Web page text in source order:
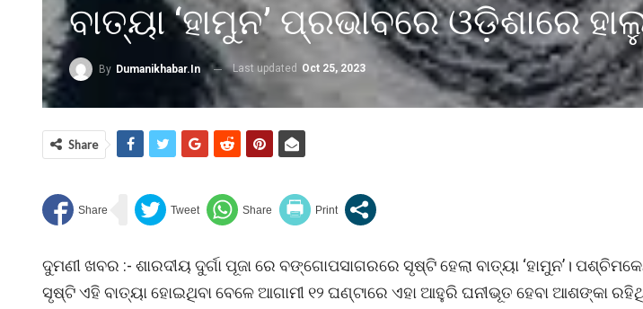
ବାତ୍ୟା ‘ହାମୁନ’ ପ୍ରଭାବରେ ଓଡ଼ିଶାରେ
By Dumanikhabar.in Last updated Oct 25, 2023
Share
ଦୁମଣୀ ଖବର :- ଶାରଦୀୟ ଦୁର୍ଗା ପୂଜା ରେ ବଙ୍ଗୋପସାଗରରେ ସୃଷ୍ଟି ହେଲା ବାତ୍ୟା ‘ହାମୁନ’।
ସୃଷ୍ଟି ଏହି ବାତ୍ୟା ହୋଇଥିବା ବେଳେ ଆଗାମୀ ୧୨ ଘଣ୍ଟାରେ ଏହା ଆହୁରି ଘନୀଭୂତ ହେବା ଆଶଙ୍କା